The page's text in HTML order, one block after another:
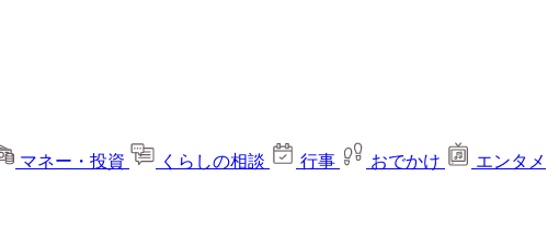
マネー・投資 くらしの相談 行事 おでかけ
エンタメ